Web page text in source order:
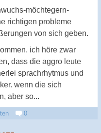
möchtegern-
richtigen probleme
von sich geben.
ich höre zwar
dass die aggro leute
sprachrhytmus und
wenn die sich
aber so...
0